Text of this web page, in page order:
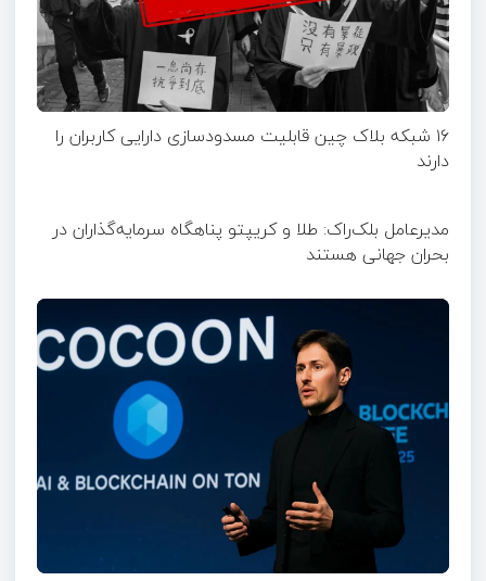
۱۶ شبکه بلاک چین قابلیت مسدودسازی دارایی کاربران را
دارند
مدیرعامل بلک‌راک: طلا و کریپتو پناهگاه سرمایه‌گذاران در
بحران جهانی هستند